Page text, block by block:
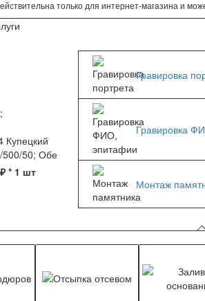
только для интернет-магазина и
500/50; Обе
* 1 шт
Гравировка
Гравировка
Монтаж